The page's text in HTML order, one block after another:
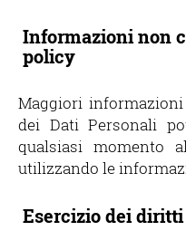
Informazioni non
policy
Maggiori
dei Dati Personali
qualsiasi momento
utilizzando le
Esercizio dei